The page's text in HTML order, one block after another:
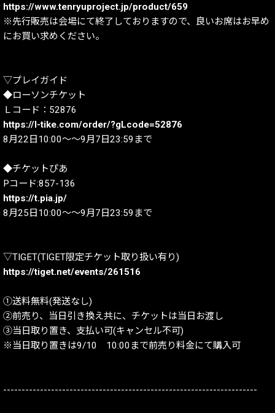
https://www.tenryuproject.jp/product/659
※先行販売は会場にて終了しておりますので、良いお席はお早め
にお買い求めください。
▽プレイガイド
◆ローソンチケット
Ｌコード：52876
https://l-tike.com/order/?gLcode=52876
8月22日10:00～～9月7日23:59まで
◆チケットぴあ
Pコード:857-136
https://t.pia.jp/
8月25日10:00～～9月7日23:59まで
▽TIGET(TIGET限定チケット取り扱い有り)
https://tiget.net/events/261516
①送料無料(発送なし)
②前売り、当日引き換え共に、チケットは当日お渡し
③当日取り置き、支払い可(キャンセル不可)
※当日取り置きは9/10 10:00まで前売り料金にて購入可
---------------------------------------------------------------------